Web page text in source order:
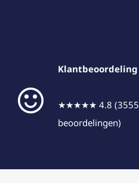
Klantbeoordeling
★★★★★ 4.8 (3555
beoordelingen)